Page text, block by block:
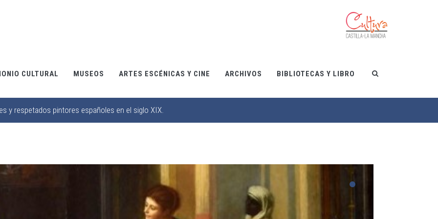
CULTURAL MUSEOS ARTES ESCÉNICAS Y CINE ARCHIVOS BIBLIOTECAS Y LIBRO
y respetados pintores españoles en el siglo XIX.